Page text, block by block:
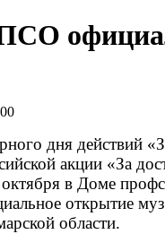
дня действий
акции «За
октября в Доме
открытие
области.